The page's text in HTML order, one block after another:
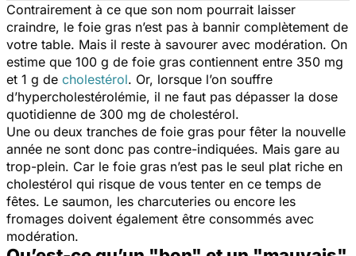
Contrairement à ce que son nom pourrait laisser
craindre, le foie gras n’est pas à bannir complètement de
votre table. Mais il reste à savourer avec modération. On
estime que 100 g de foie gras contiennent entre 350 mg
et 1 g de cholestérol. Or, lorsque l’on souffre
d’hypercholestérolémie, il ne faut pas dépasser la dose
quotidienne de 300 mg de cholestérol.
Une ou deux tranches de foie gras pour fêter la nouvelle
année ne sont donc pas contre-indiquées. Mais gare au
trop-plein. Car le foie gras n’est pas le seul plat riche en
cholestérol qui risque de vous tenter en ce temps de
fêtes. Le saumon, les charcuteries ou encore les
fromages doivent également être consommés avec
modération.